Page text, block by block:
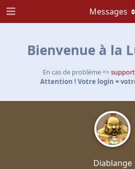
Bienvenue à la
En cas de problème =>
Attention ! Votre login =
Diablange
Messages